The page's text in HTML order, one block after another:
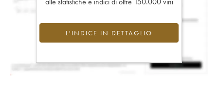
L'INDICE IN DETTAGLIO